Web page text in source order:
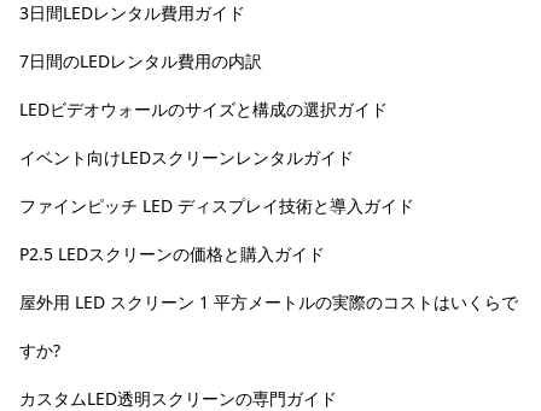
3日間LEDレンタル費用ガイド
7日間のLEDレンタル費用の内訳
LEDビデオウォールのサイズと構成の選択ガイド
イベント向けLEDスクリーンレンタルガイド
ファインピッチ LED ディスプレイ技術と導入ガイド
P2.5 LEDスクリーンの価格と購入ガイド
屋外用 LED スクリーン 1 平方メートルの実際のコストはいくらで
すか?
カスタムLED透明スクリーンの専門ガイド